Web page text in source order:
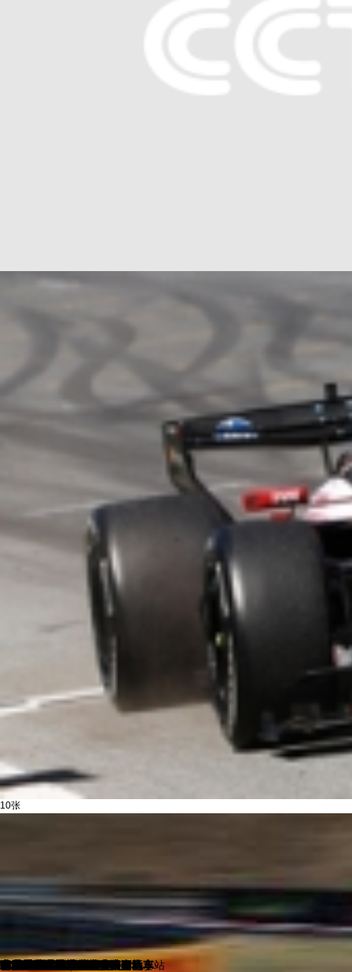
F1
中国汽车登山锦标赛 极汉车队
F1 巴林大奖赛
F1 匈牙利大奖赛
F1匈牙利大奖赛 诺里斯
F1
F1
F1 匈牙利大奖赛
F1 匈牙利大奖赛
F1 匈牙利大奖赛
10张
F1 西班牙大奖赛
F1 匈牙利大奖赛
F1 匈牙利大奖赛
F1匈牙利站 诺里斯
F1匈牙利大奖赛 诺里斯
F1 摩纳哥大奖赛
F1 匈牙利大奖赛
F1 汉密尔顿
F1 比利时大奖赛
F1
F1比利时大奖赛 安东内利
F1 比利时大奖赛
环塔丝路集结赛
赛车
世界超级摩托车锦标赛 英国站
张雪机车 德比斯
F1英国大奖赛 勒克莱尔
F1
电动方程式 迪格拉西
F1英国大奖赛 安东内利
赛车 电动方程式
F1 安东内利
F1 安东内利
电动方程式赛车 中国大奖赛
电动方程式赛车 中国大奖赛
F1 汉密尔顿
中国耐力摩托车越野嘉年华沁水站
F1 奥地利大奖赛
F1 奥地利大奖赛
F1
F1 奥地利大奖赛
F1 奥地利大奖赛
赛车 F1奥地利排位赛
中国摩托车越野锦标赛 中阳站
F1 西班牙大奖赛
张雪机车 WSBK
F1 西班牙大奖赛
F1 西班牙大奖赛
F1 西班牙大奖赛
F1 西班牙大奖赛
F1 西班牙大奖赛
F1 西班牙大奖赛
世界超级摩托车锦标赛 张雪机车
F1巴塞罗那大奖赛 排位赛
世界超级摩托车锦标赛 张雪机车
摩托车 张雪机车
WSBK 意大利
运动一起赢 中国汽车登山锦标赛
赛车 F1摩纳哥大奖赛
F1 摩纳哥大奖赛
F1 摩纳哥大奖赛
F1 摩纳哥大奖赛
F1 摩纳哥大奖赛
F1 摩纳哥大奖赛
F1 摩纳哥大奖赛
F1 摩纳哥大奖赛
F1摩纳哥大奖赛 排位赛
F1摩纳哥大奖赛 安东内利
F1摩纳哥大奖赛 排位赛
F1 勒克莱尔
中国环塔国际拉力赛 中国体育
中国武义汽车拉力赛 户外运动
WSBK 西班牙
世界超级摩托车锦标赛 张雪机车
拳王争霸赛 福斯特
武义汽车拉力赛 徐浪湾
世界超级摩托车锦标赛 张雪机车
张雪机车 赛车
武义汽车拉力赛 梅郎夜赛
F1加拿大站 安东内利
F1 加拿大大奖赛